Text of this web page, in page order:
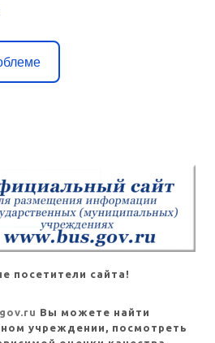
посетители сайта!
Вы можете найти
учреждении, посмотреть